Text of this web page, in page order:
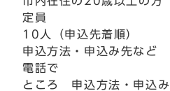
定員
10人（申込先着順）
申込方法・申込み先など
電話で
ところ 申込方法・申込